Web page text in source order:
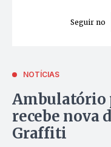
Seguir no
NOTÍCIAS
Ambulatório
recebe nova
Graffiti